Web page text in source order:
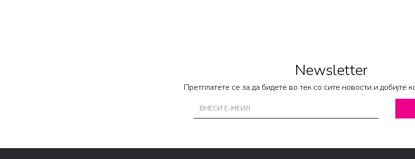
Newsletter
Претплатете се за да бидете во тек со сите новости и добијте